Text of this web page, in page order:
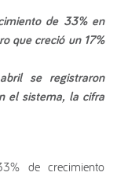
de 33% en
que creció un 17%
se registraron
el sistema, la cifra
de crecimiento